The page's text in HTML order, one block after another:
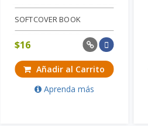
SOFTCOVER BOOK
$16
Añadir al Carrito
Aprenda más